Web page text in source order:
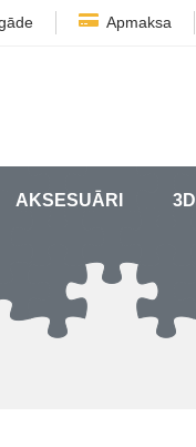
Apmaksa
AKSESUĀRI 3D